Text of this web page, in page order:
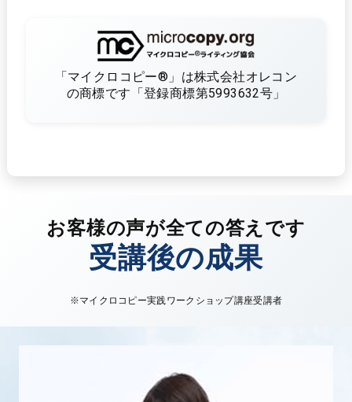
「マイクロコピー®」 は株式会社オレコン
の商標です 「登録商標第5993632号」
お客様の声が全ての答えです
受講後の成果
※マイクロコピー実践ワークショップ講座受講者